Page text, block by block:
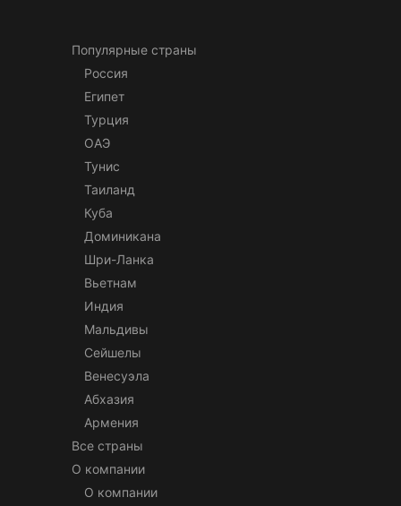
Популярные страны
Россия
Египет
Турция
ОАЭ
Тунис
Таиланд
Куба
Доминикана
Шри-Ланка
Вьетнам
Индия
Мальдивы
Сейшелы
Венесуэла
Абхазия
Армения
Все страны
О компании
О компании